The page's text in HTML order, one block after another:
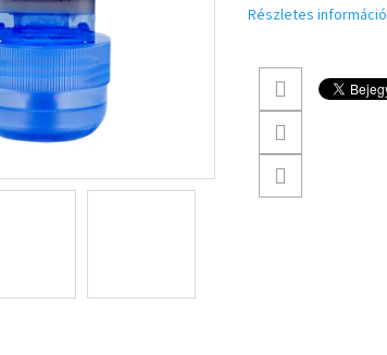
Részletes információ